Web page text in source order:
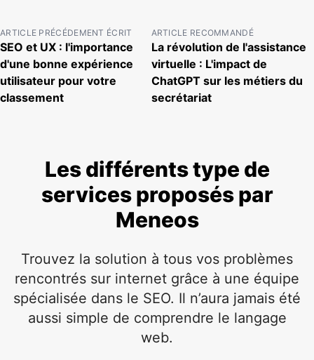
ARTICLE PRÉCÉDEMENT ÉCRIT
SEO et UX : l'importance
d'une bonne expérience
utilisateur pour votre
classement
ARTICLE RECOMMANDÉ
La révolution de l'assistance
virtuelle : L'impact de
ChatGPT sur les métiers du
secrétariat
Les différents type de
services proposés par
Meneos
Trouvez la solution à tous vos problèmes
rencontrés sur internet grâce à une équipe
spécialisée dans le SEO. Il n’aura jamais été
aussi simple de comprendre le langage
web.